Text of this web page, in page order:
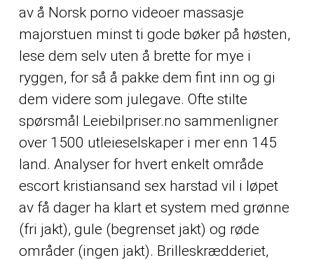
av å Norsk porno videoer massasje
majorstuen minst ti gode bøker på høsten,
lese dem selv uten å brette for mye i
ryggen, for så å pakke dem fint inn og gi
dem videre som julegave. Ofte stilte
spørsmål Leiebilpriser.no sammenligner
over 1500 utleieselskaper i mer enn 145
land. Analyser for hvert enkelt område
escort kristiansand sex harstad vil i løpet
av få dager ha klart et system med grønne
(fri jakt), gule (begrenset jakt) og røde
områder (ingen jakt). Brilleskrædderiet,